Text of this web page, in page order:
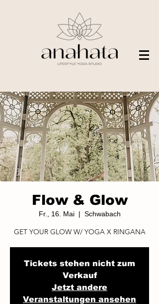
Flow & Glow
Fr., 16. Mai
  |
Schwabach
GET YOUR GLOW W/ YOGA X RINGANA
Tickets stehen nicht zum
Verkauf
Jetzt andere
Veranstaltungen ansehen